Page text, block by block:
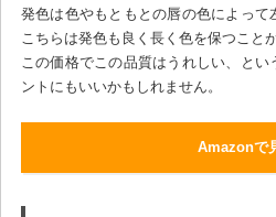
発色は色やもともとの唇の色によって
こちらは発色も良く長く色を保つこと
この価格でこの品質はうれしい、と
ントにもいいかもしれません。
Amazonで